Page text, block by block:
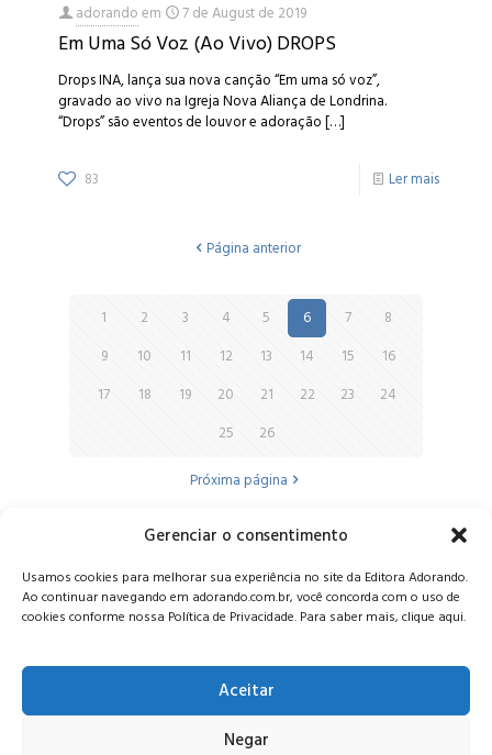
Gerenciar o consentimento
Usamos cookies para melhorar sua experiência no site da Editora Adorando.
Ao continuar navegando em adorando.com.br, você concorda com o uso de
cookies conforme nossa Política de Privacidade. Para saber mais, clique aqui.
Aceitar
Negar
adorandoem 7 de August de 2019
Em Uma Só Voz (Ao Vivo) DROPS
Drops INA, lança sua nova canção “Em uma só voz”,
gravado ao vivo na Igreja Nova Aliança de Londrina.
“Drops” são eventos de louvor e adoração[…]
83 Ler mais
Página anterior
1 2 3 4 5 6 7
8
9
10 11 12 13 14 15
16
17
18 19 20 21 22 23
24
25
26
Próxima página
Alameda Oscar Niemeyer, 1033 – 7º Andar - Portaria 04, Vila da
Serra - Nova Lima/MG, CEP: 34006-065 - MG
CONTATO:editora@adorando.com.br